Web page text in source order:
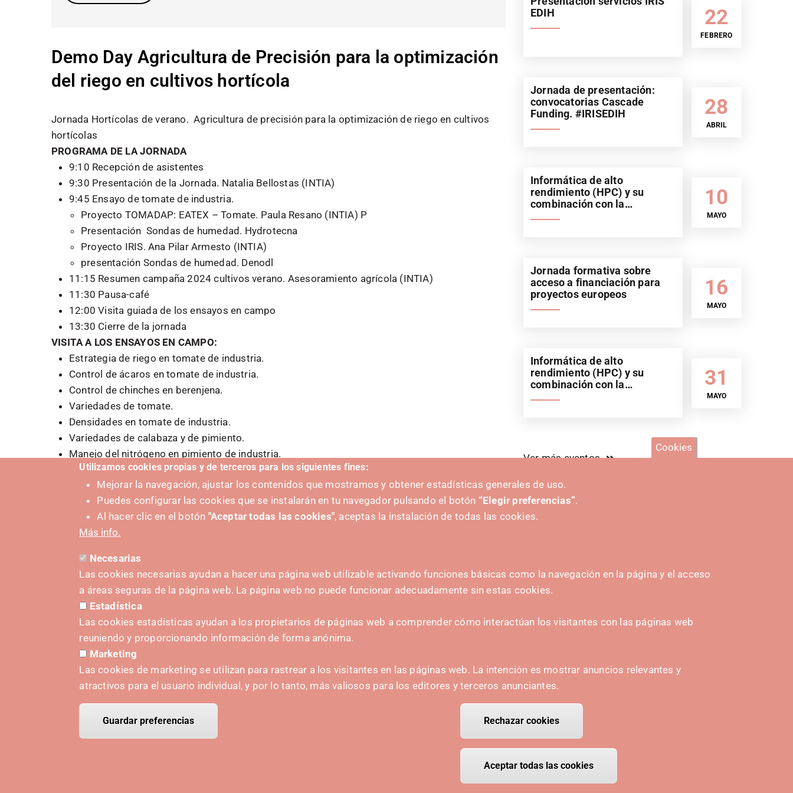
Demo Day Agricultura de Precisión para la optimización
del riego en cultivos hortícola
Jornada Hortícolas de verano. Agricultura de precisión para la optimización de riego en cultivos
hortícolas
PROGRAMA DE LA JORNADA
9:10 Recepción de asistentes
9:30 Presentación de la Jornada. Natalia Bellostas (INTIA)
9:45 Ensayo de tomate de industria.
Proyecto TOMADAP: EATEX – Tomate. Paula Resano (INTIA) P
Presentación Sondas de humedad. Hydrotecna
Proyecto IRIS. Ana Pilar Armesto (INTIA)
presentación Sondas de humedad. Denodl
11:15 Resumen campaña 2024 cultivos verano. Asesoramiento agrícola (INTIA)
11:30 Pausa-café
12:00 Visita guiada de los ensayos en campo
13:30 Cierre de la jornada
VISITA A LOS ENSAYOS EN CAMPO:
Estrategia de riego en tomate de industria.
Control de ácaros en tomate de industria.
Control de chinches en berenjena.
Variedades de tomate.
Densidades en tomate de industria.
Variedades de calabaza y de pimiento.
Manejo del nitrógeno en pimiento de industria.
Visita libre a los ensayos de variedades de hortícolas de verano.
Paula Resano, Sandra Aldaz, Iñigo Arozarena (INTIA)
Categoría Evento
22
FEBRERO
EDIH
28
ABRIL
Jornada de presentación:
convocatorias Cascade
Funding. #IRISEDIH
10
MAYO
Informática de alto
rendimiento (HPC) y su
combinación con la
16
MAYO
Jornada formativa sobre
acceso a financiación para
proyectos europeos
31
MAYO
Informática de alto
rendimiento (HPC) y su
combinación con la
Ver más eventos
hola@irisnavarra.com
Formulario de contacto
Kit de prensa
INICIATIVAS
Política de cookies
Cookies
Utilizamos cookies propias y de terceros para los siguientes fines:
Mejorar la navegación, ajustar los contenidos que mostramos y obtener estadísticas generales de uso.
Puedes configurar las cookies que se instalarán en tu navegador pulsando el botón “Elegir preferencias”.
Al hacer clic en el botón "Aceptar todas las cookies", aceptas la instalación de todas las cookies.
Más info.
Necesarias
Las cookies necesarias ayudan a hacer una página web utilizable activando funciones básicas como la navegación en la página y el acceso
a áreas seguras de la página web. La página web no puede funcionar adecuadamente sin estas cookies.
Estadística
Las cookies estadísticas ayudan a los propietarios de páginas web a comprender cómo interactúan los visitantes con las páginas web
reuniendo y proporcionando información de forma anónima.
Marketing
Las cookies de marketing se utilizan para rastrear a los visitantes en las páginas web. La intención es mostrar anuncios relevantes y
atractivos para el usuario individual, y por lo tanto, más valiosos para los editores y terceros anunciantes.
Guardar preferencias Rechazar cookies
Aceptar todas las cookies
Retirar el consentimiento